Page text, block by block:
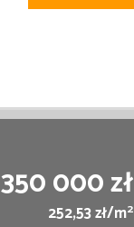
350 000 zł
252,53 zł/m2